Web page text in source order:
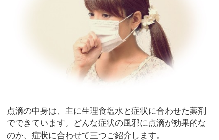
点滴の中身は、主に生理食塩水と症状に合わせた薬剤
でできています。どんな症状の風邪に点滴が効果的な
のか、症状に合わせて三つご紹介します。